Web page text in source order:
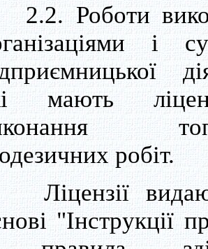
Роботи
і
мають
робіт.
"Інструкції